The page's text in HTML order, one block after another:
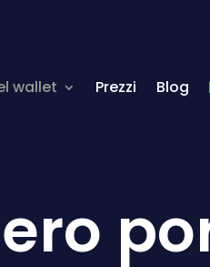
wallet Prezzi Blog